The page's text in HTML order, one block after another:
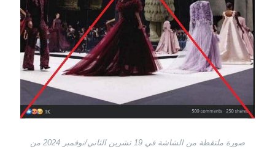
صورة ملتقطة من الشاشة في 19 تشرين الثاني/نوفمبر 2024 من